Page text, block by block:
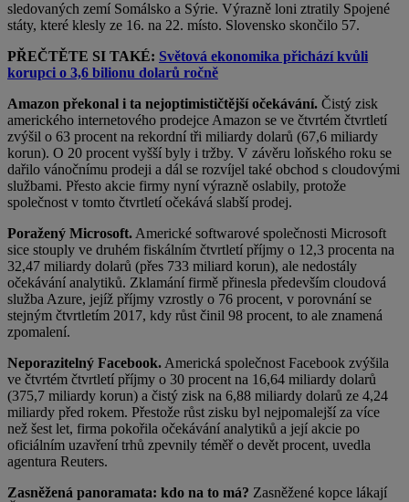
sledovaných zemí Somálsko a Sýrie. Výrazně loni ztratily Spojené
státy, které klesly ze 16. na 22. místo. Slovensko skončilo 57.
PŘEČTĚTE SI TAKÉ: Světová ekonomika přichází kvůli
korupci o 3,6 bilionu dolarů ročně
Amazon překonal i ta nejoptimističtější očekávání. Čistý zisk
amerického internetového prodejce Amazon se ve čtvrtém čtvrtletí
zvýšil o 63 procent na rekordní tři miliardy dolarů (67,6 miliardy
korun). O 20 procent vyšší byly i tržby. V závěru loňského roku se
dařilo vánočnímu prodeji a dál se rozvíjel také obchod s cloudovými
službami. Přesto akcie firmy nyní výrazně oslabily, protože
společnost v tomto čtvrtletí očekává slabší prodej.
Poražený Microsoft. Americké softwarové společnosti Microsoft
sice stouply ve druhém fiskálním čtvrtletí příjmy o 12,3 procenta na
32,47 miliardy dolarů (přes 733 miliard korun), ale nedostály
očekávání analytiků. Zklamání firmě přinesla především cloudová
služba Azure, jejíž příjmy vzrostly o 76 procent, v porovnání se
stejným čtvrtletím 2017, kdy růst činil 98 procent, to ale znamená
zpomalení.
Neporazitelný Facebook. Americká společnost Facebook zvýšila
ve čtvrtém čtvrtletí příjmy o 30 procent na 16,64 miliardy dolarů
(375,7 miliardy korun) a čistý zisk na 6,88 miliardy dolarů ze 4,24
miliardy před rokem. Přestože růst zisku byl nejpomalejší za více
než šest let, firma pokořila očekávání analytiků a její akcie po
oficiálním uzavření trhů zpevnily téměř o devět procent, uvedla
agentura Reuters.
Zasněžená panoramata: kdo na to má? Zasněžené kopce lákají